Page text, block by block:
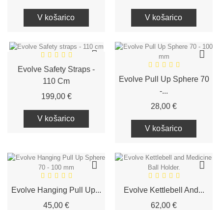
V košarico V košarico
Evolve Safety Straps -
110 Cm
199,00 €Cena
V košarico
Evolve Pull Up Sphere 70
-...
28,00 €Cena
V košarico
Evolve Hanging Pull Up...
45,00 €Cena
Evolve Kettlebell And...
62,00 €Cena